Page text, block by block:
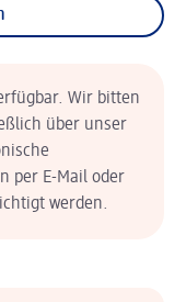
Wir bitten
über unser
per E-Mail oder
werden.